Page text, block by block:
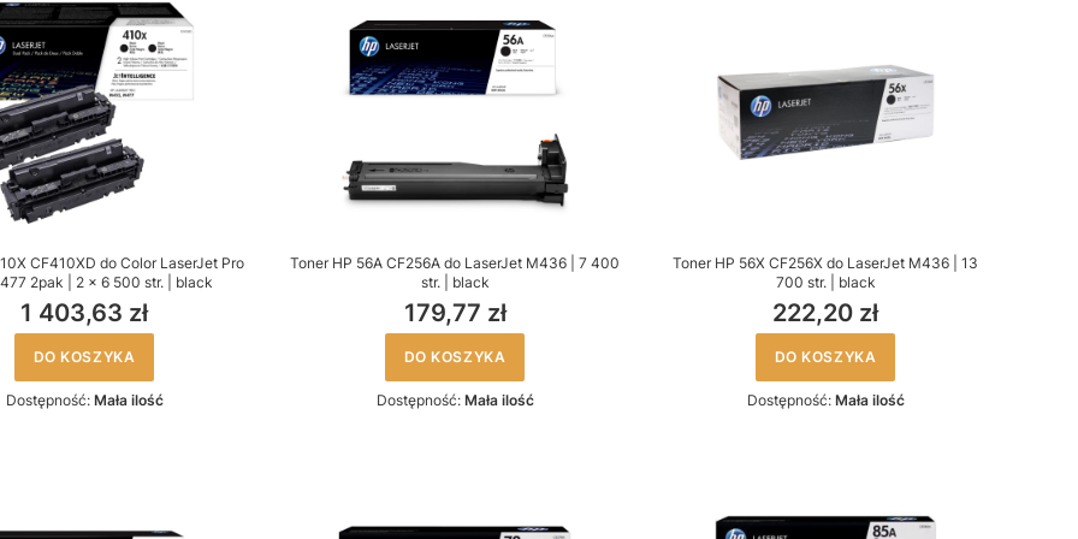
CF410XD do Color LaserJet Pro
2pak | 2 x 6 500 str. | black
1 403,63 zł
DO KOSZYKA
Dostępność: Mała ilość
Toner HP 56A CF256A do LaserJet M436 | 7 400
str. | black
179,77 zł
DO KOSZYKA
Dostępność: Mała ilość
Toner HP 56X CF256X do LaserJet M436 | 13
700 str. | black
222,20 zł
DO KOSZYKA
Dostępność: Mała ilość